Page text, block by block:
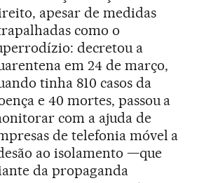
apesar de medidas
como o
decretou a
em 24 de março,
tinha 810 casos da
e 40 mortes, passou a
com a ajuda de
de telefonia móvel a
ao isolamento —que
da propaganda